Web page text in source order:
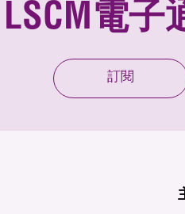
LSCM電子
訂閱